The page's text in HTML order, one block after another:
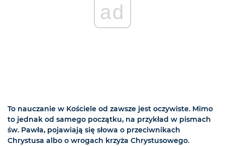
ad
To nauczanie w Kościele od zawsze jest oczywiste. Mimo
to jednak od samego początku, na przykład w pismach
św. Pawła, pojawiają się słowa o przeciwnikach
Chrystusa albo o wrogach krzyża Chrystusowego.